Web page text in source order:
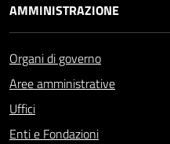
AMMINISTRAZIONE
Organi di governo
Aree amministrative
Uffici
Enti e Fondazioni